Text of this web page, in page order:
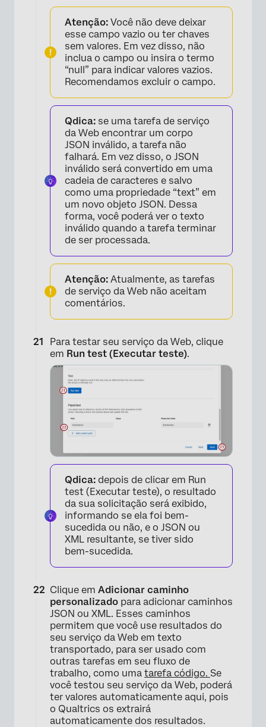
×
Atenção: Você não deve deixar
esse campo vazio ou ter chaves
sem valores. Em vez disso, não
inclua o campo ou insira o termo
“null” para indicar valores vazios.
Recomendamos excluir o campo.
Qdica: se uma tarefa de serviço
da Web encontrar um corpo
JSON inválido, a tarefa não
falhará. Em vez disso, o JSON
inválido será convertido em uma
cadeia de caracteres e salvo
como uma propriedade “text” em
um novo objeto JSON. Dessa
forma, você poderá ver o texto
inválido quando a tarefa terminar
de ser processada.
Atenção: Atualmente, as tarefas
de serviço da Web não aceitam
comentários.
Para testar seu serviço da Web, clique
em Run test (Executar teste).
Qdica: depois de clicar em Run
test (Executar teste), o resultado
da sua solicitação será exibido,
informando se ela foi bem-
sucedida ou não, e o JSON ou
XML resultante, se tiver sido
bem-sucedida.
Clique em Adicionar caminho
personalizado para adicionar caminhos
JSON ou XML. Esses caminhos
permitem que você use resultados do
seu serviço da Web em texto
transportado, para ser usado com
outras tarefas em seu fluxo de
trabalho, como uma tarefa código. Se
você testou seu serviço da Web, poderá
ter valores automaticamente aqui, pois
o Qualtrics os extrairá
automaticamente dos resultados.